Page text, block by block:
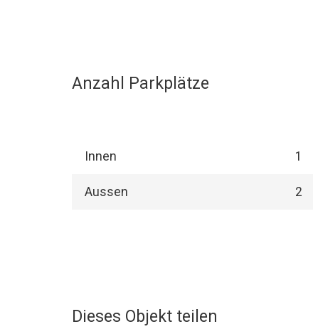
Anzahl Parkplätze
Innen 1
Aussen 2
Dieses Objekt teilen